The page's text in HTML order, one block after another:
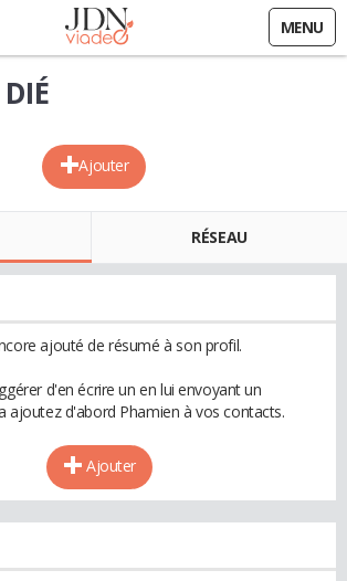
MENU
Ajouter
RÉSEAU
ajouté de résumé à son profil.
d'en écrire un en lui envoyant un
ajoutez d'abord Phamien à vos contacts.
Ajouter